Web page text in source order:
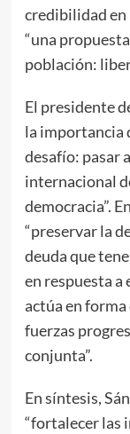
credibilidad en
“una
población:
El presidente
la importancia
desafío: pasar
internacional
democracia”.
“preservar la
deuda que
en respuesta a
actúa en forma
fuerzas
conjunta”.
En síntesis,
“fortalecer las